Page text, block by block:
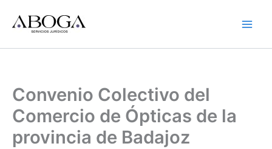
contenido
Convenio Colectivo del
Comercio de Ópticas de la
provincia de Badajoz